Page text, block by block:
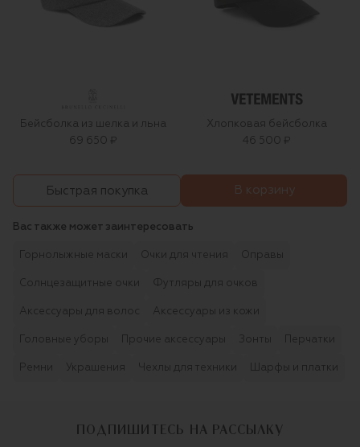
Бейсболка из шелка и льна
69 650 ₽
Хлопковая бейсболка
46 500 ₽
Быстрая покупка В корзину
Вас также может заинтересовать
Горнолыжные маски Очки для чтения Оправы
Солнцезащитные очки Футляры для очков
Аксессуары для волос Аксессуары из кожи
Головные уборы Прочие аксессуары Зонты Перчатки
Ремни Украшения Чехлы для техники Шарфы и платки
ПОДПИШИТЕСЬ НА РАССЫЛКУ